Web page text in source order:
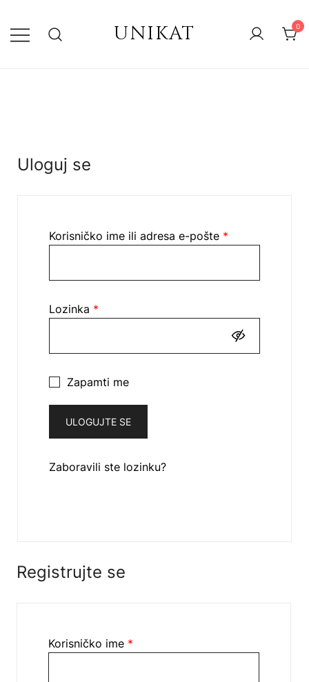
UNIKAT 0
Uloguj se
Korisničko ime ili adresa e-pošte *
Lozinka *
Zapamti me
ULOGUJTE SE
Zaboravili ste lozinku?
Registrujte se
Korisničko ime *